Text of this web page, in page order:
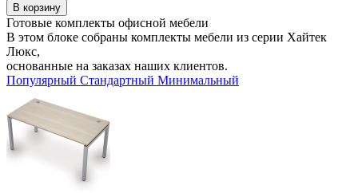
В корзину
Готовые комплекты офисной мебели
В этом блоке собраны комплекты мебели из серии Хайтек
Люкс,
основанные на заказах наших клиентов.
Популярный Стандартный Минимальный